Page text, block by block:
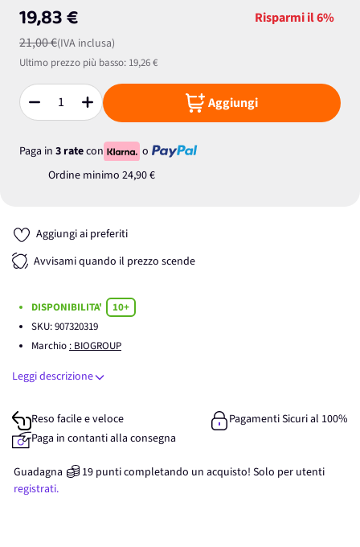
19,83 €
21,00 €(IVA inclusa)
Risparmi il6%
Ultimo prezzo più basso: 19,26 €
Quantità Aggiungi
Paga in 3 ratecon
o
Ordine minimo 24,90 €
Aggiungi ai preferiti
Avvisami quando il prezzo scende
DISPONIBILITA'
10+
SKU:907320319
Marchio : BIOGROUP
Leggi descrizione
Reso facile e veloce
Pagamenti Sicuri al 100%
Paga in contanti alla consegna
Guadagna 19 punticompletando un acquisto! Solo per utenti
registrati.